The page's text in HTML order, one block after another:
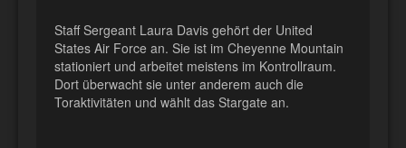
Staff Sergeant Laura Davis gehört der United
States Air Force an. Sie ist im Cheyenne Mountain
stationiert und arbeitet meistens im Kontrollraum.
Dort überwacht sie unter anderem auch die
Toraktivitäten und wählt das Stargate an.